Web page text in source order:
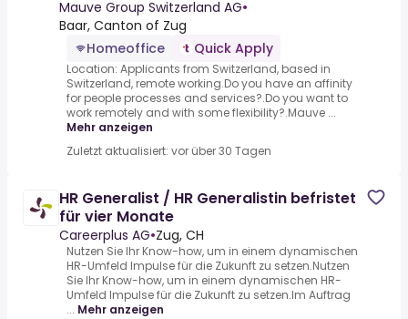
Mauve Group Switzerland AG•
Baar, Canton of Zug
Homeoffice
Quick Apply
Location: Applicants from Switzerland, based in
Switzerland, remote working.Do you have an affinity
for people processes and services?.Do you want to
work remotely and with some flexibility?.Mauve ...
Mehr anzeigen
Zuletzt aktualisiert: vor über 30 Tagen
HR Generalist / HR Generalistin befristet
für vier Monate
Careerplus AG•Zug, CH
Nutzen Sie Ihr Know-how, um in einem dynamischen
HR-Umfeld Impulse für die Zukunft zu setzen.Nutzen
Sie Ihr Know-how, um in einem dynamischen HR-
Umfeld Impulse für die Zukunft zu setzen.Im Auftrag
... Mehr anzeigen